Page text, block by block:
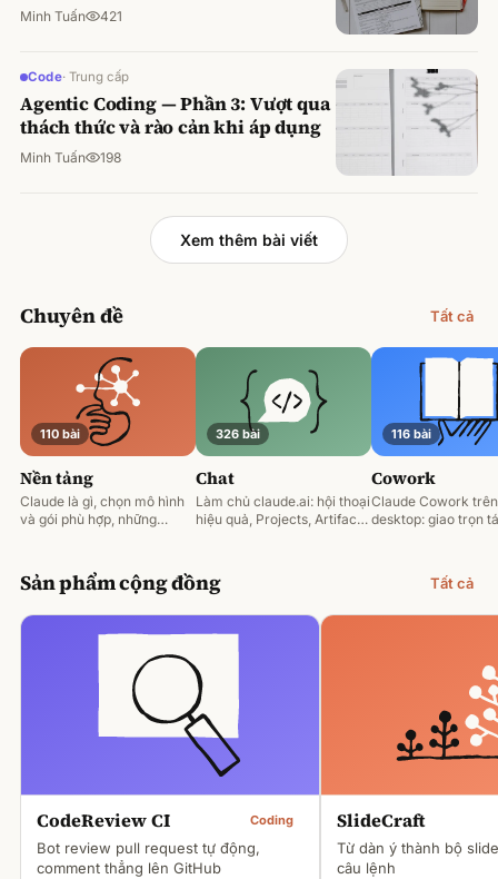
Minh Tuấn 421
Code· Trung cấp
Agentic Coding — Phần 3: Vượt qua
thách thức và rào cản khi áp dụng
Minh Tuấn 198
Xem thêm bài viết
Chuyên đề Tất cả
110 bài
Nền tảng
Claude là gì, chọn mô hình
và gói phù hợp, những
326 bài
Chat
Làm chủ claude.ai: hội thoại
hiệu quả, Projects, Artifacts
116 bài
Cowork
Claude Cowork trên
desktop: giao trọn
Sản phẩm cộng đồng Tất cả
CodeReview CI Coding
Bot review pull request tự động,
comment thẳng lên GitHub
SlideCraft
Từ dàn ý thành bộ
câu lệnh